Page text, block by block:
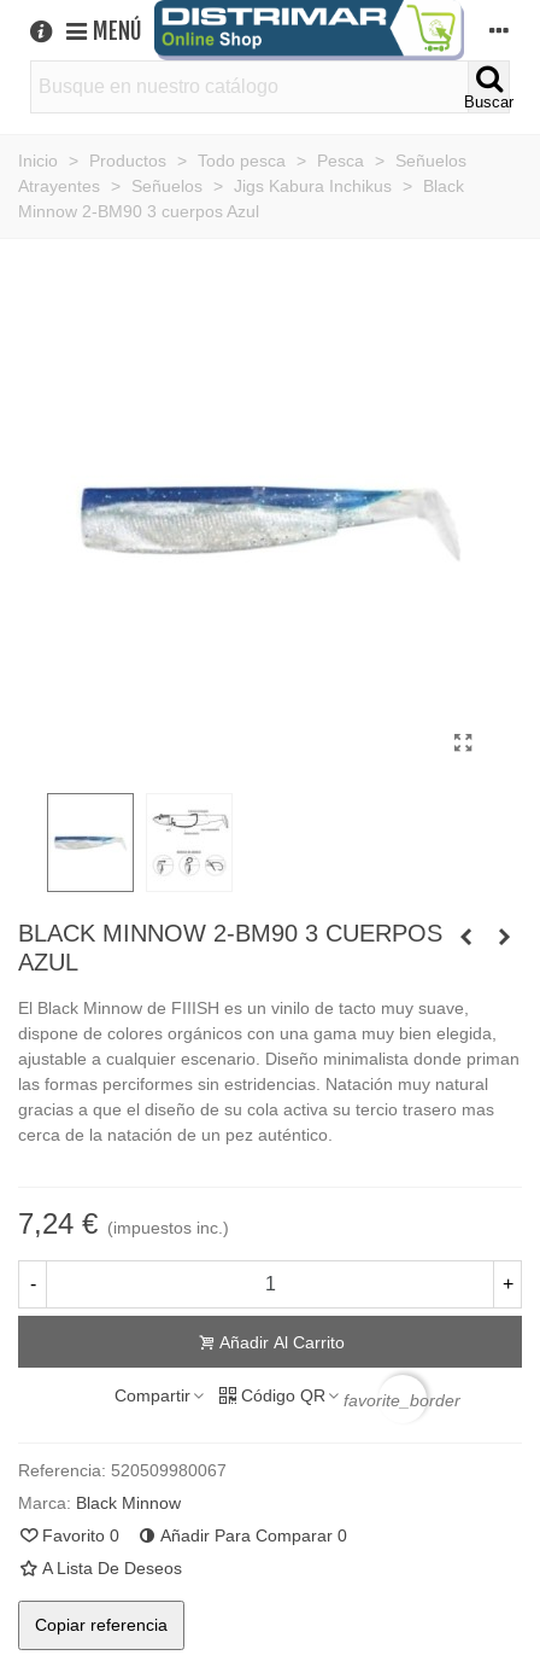
MENÚ
Buscar
Inicio > Productos > Todo pesca > Pesca >
Señuelos
Atrayentes
> Señuelos > Jigs Kabura Inchikus >
Black
Minnow 2-BM90 3 cuerpos Azul
BLACK MINNOW 2-BM90 3 CUERPOS
AZUL
El Black Minnow de FIIISH es un vinilo de tacto muy suave,
dispone de colores orgánicos con una gama muy bien elegida,
ajustable a cualquier escenario. Diseño minimalista donde priman
las formas perciformes sin estridencias. Natación muy natural
gracias a que el diseño de su cola activa su tercio trasero mas
cerca de la natación de un pez auténtico.
7,24 € (impuestos inc.)
- +
Añadir Al Carrito
Compartir Código QR favorite_border
Referencia: 520509980067
Marca: Black Minnow
Favorito 0 Añadir Para Comparar 0
A Lista De Deseos
Copiar referencia